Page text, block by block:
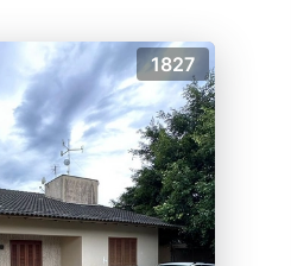
1827